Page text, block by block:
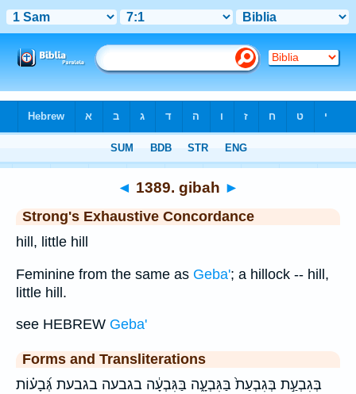
◄ 1389. gibah ►
Strong's Exhaustive Concordance
hill, little hill
Feminine from the same as Geba'; a hillock -- hill,
little hill.
see HEBREW Geba'
Forms and Transliterations
בְּגִבְעַ֣ת בְּגִבְעַת֙ בַּגִּבְעָ֑ה בַּגִּבְעָ֔ה בגבעה בגבעת גְּ֝בָע֗וֹת